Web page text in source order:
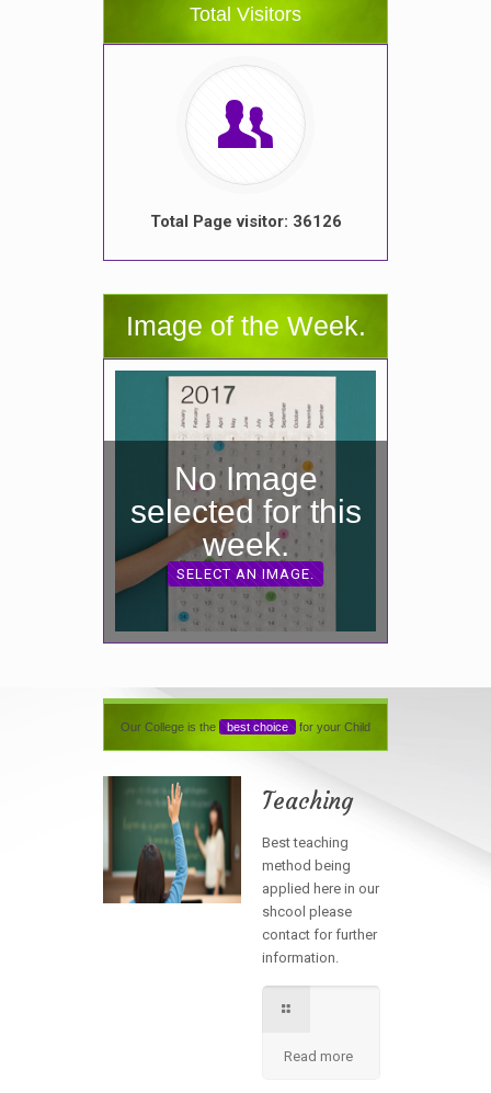
Total Visitors
Total Page visitor: 36126
Image of the Week.
No Image
selected for this
week.
SELECT AN IMAGE.
Our College is the best choice for your Child
Teaching
Best teaching
method being
applied here in our
shcool please
contact for further
information.
Read more